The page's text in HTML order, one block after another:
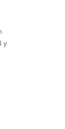
y